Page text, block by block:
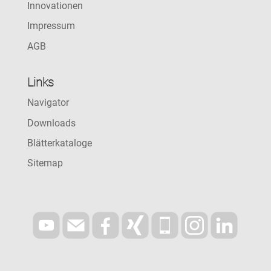
Innovationen
Impressum
AGB
Links
Navigator
Downloads
Blätterkataloge
Sitemap